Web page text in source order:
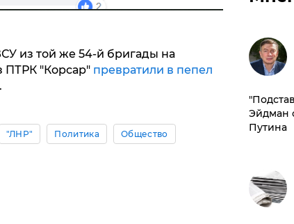
из той же 54-й бригады на
ПТРК "Корсар" превратили в пепел
"ЛНР" Политика Общество
Эйдман
Путина